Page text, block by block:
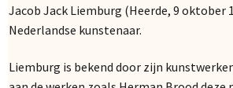
Jacob Jack Liemburg (Heerde, 9 oktober
Nederlandse kunstenaar.
Liemburg is bekend door zijn